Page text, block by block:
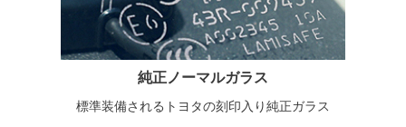
純正ノーマルガラス
標準装備されるトヨタの刻印入り純正ガラス